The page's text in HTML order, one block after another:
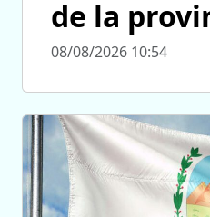
de la
08/08/2026 10:54